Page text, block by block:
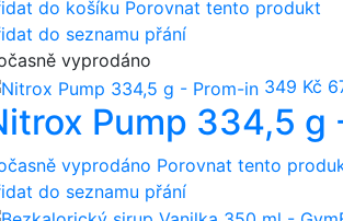
do košíku Porovnat tento produkt
do seznamu přání
vyprodáno
349 Kč
Pump 334,5 g
vyprodáno Porovnat tento
do seznamu přání